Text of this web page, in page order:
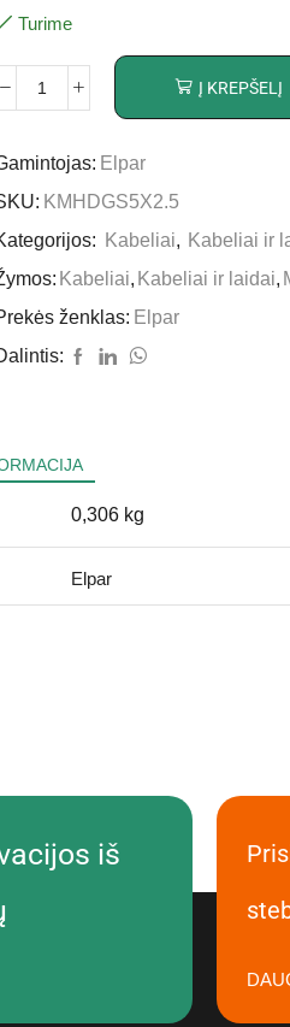
Turime
Į KREPŠELĮ
Elpar
KMHDGS5X2.5
Kabeliai, Kabeliai ir
Kabeliai, Kabeliai ir laidai,
ženklas: Elpar
0,306 kg
Elpar
iš